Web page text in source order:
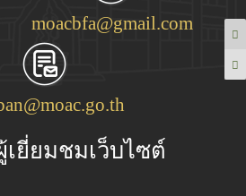
moacbfa@gmail.com
ยี่ยมชมเว็บไซต์